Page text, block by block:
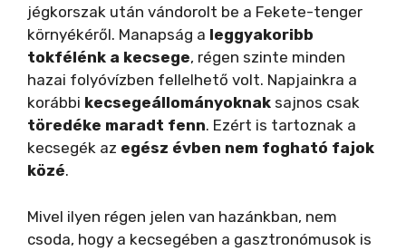
jégkorszak után vándorolt be a Fekete-tenger
környékéről. Manapság a leggyakoribb
tokfélénk a kecsege, régen szinte minden
hazai folyóvízben fellelhető volt. Napjainkra a
korábbi kecsegeállományoknak sajnos csak
töredéke maradt fenn. Ezért is tartoznak a
kecsegék az egész évben nem fogható fajok
közé.
Mivel ilyen régen jelen van hazánkban, nem
csoda, hogy a kecsegében a gasztronómusok is